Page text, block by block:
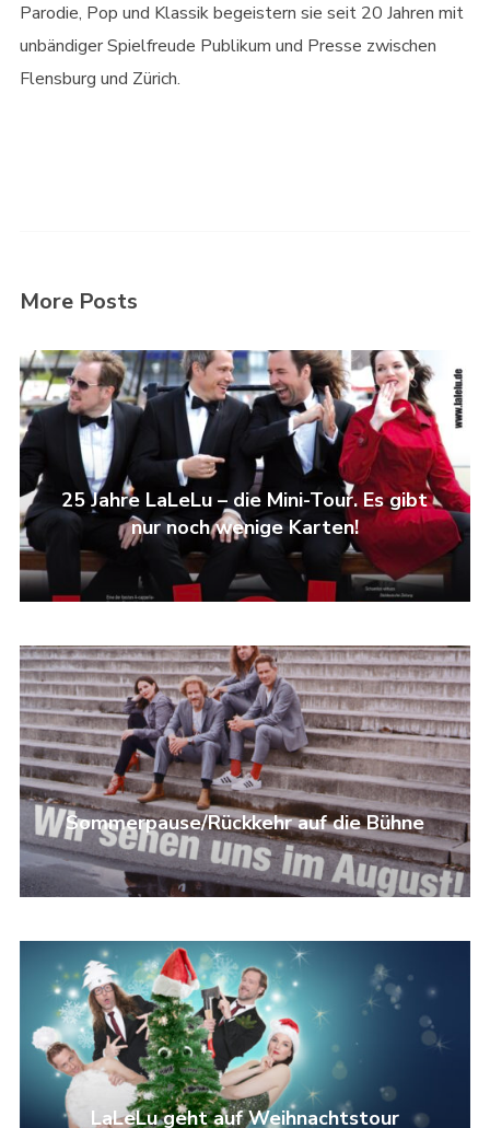
Parodie, Pop und Klassik begeistern sie seit 20 Jahren mit
unbändiger Spielfreude Publikum und Presse zwischen
Flensburg und Zürich.
More Posts
25 Jahre LaLeLu – die Mini-Tour. Es gibt
nur noch wenige Karten!
Sommerpause/Rückkehr auf die Bühne
LaLeLu geht auf Weihnachtstour